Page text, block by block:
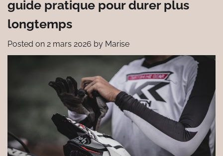
guide pratique pour durer plus
longtemps
Posted on 2 mars 2026 by Marise